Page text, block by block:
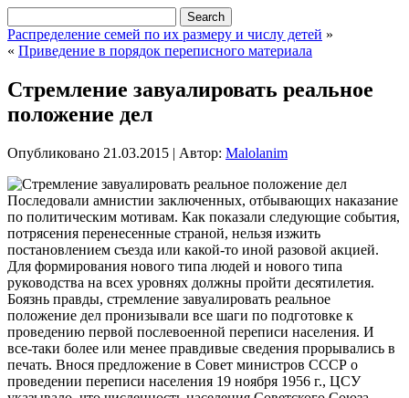
Распределение семей по их размеру и числу детей »
« Приведение в порядок переписного материала
Стремление завуалировать реальное
положение дел
Опубликовано 21.03.2015 | Автор: Malolanim
Последовали амнистии заключенных, отбывающих наказание
по политическим мотивам. Как показали следующие события,
потрясения перенесенные страной, нельзя изжить
постановлением съезда или какой-то иной разовой акцией.
Для формирования нового типа людей и нового типа
руководства на всех уровнях должны пройти десятилетия.
Боязнь правды, стремление завуалировать реальное
положение дел пронизывали все шаги по подготовке к
проведению первой послевоенной переписи населения. И
все-таки более или менее правдивые сведения прорывались в
печать. Внося предложение в Совет министров СССР о
проведении переписи населения 19 ноября 1956 г., ЦСУ